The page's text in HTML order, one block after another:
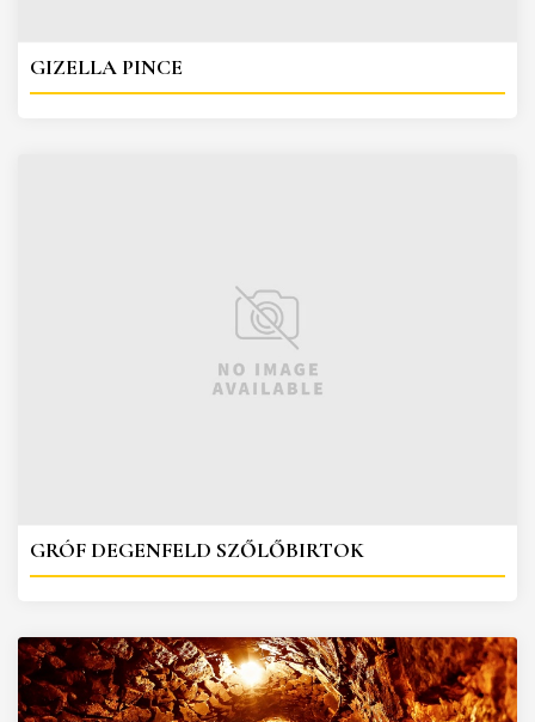
GIZELLA PINCE
GRÓF DEGENFELD SZŐLŐBIRTOK